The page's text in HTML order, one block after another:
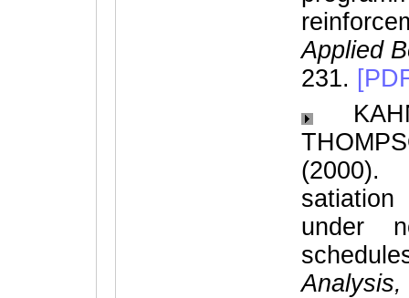
Applied
231.
(2000).
under
Analysis,